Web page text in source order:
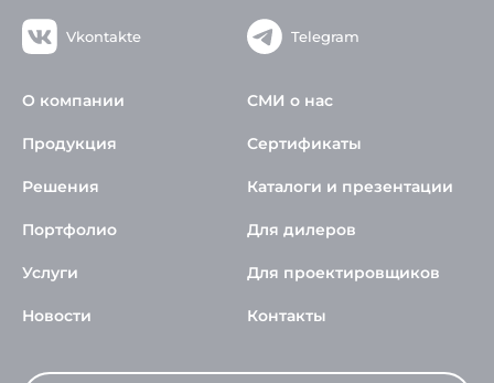
Vkontakte Telegram
О компании
Продукция
Решения
Портфолио
Услуги
Новости
СМИ о нас
Сертификаты
Каталоги и презентации
Для дилеров
Для проектировщиков
Контакты